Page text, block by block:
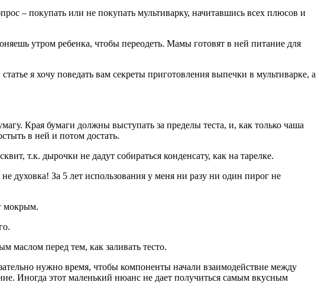
– покупать или не покупать мультиварку, начитавшись всех плюсов и
утром ребенка, чтобы переодеть. Мамы готовят в ней питание для
я хочу поведать вам секреты приготовления выпечки в мультиварке, а
Края бумаги должны выступать за пределы теста, и, как только чаша
в ней и потом достать.
т.к. дырочки не дадут собираться конденсату, как на тарелке.
духовка! За 5 лет использования у меня ни разу ни один пирог не
мокрым.
маслом перед тем, как заливать тесто.
нужно время, чтобы компоненты начали взаимодействие между
Иногда этот маленький нюанс не дает получиться самым вкусным